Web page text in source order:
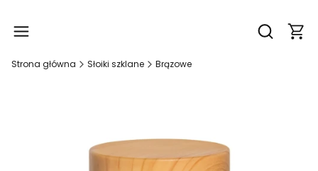
Otwórz
Strona główna Słoiki szklane Brązowe